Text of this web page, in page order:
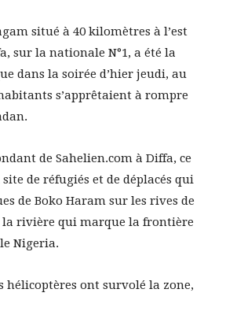
situé à 40 kilomètres à l’est
sur la nationale N°1, a été la
dans la soirée d’hier jeudi, au
s’apprêtaient à rompre
de Sahelien.com à Diffa, ce
de réfugiés et de déplacés qui
de Boko Haram sur les rives de
la rivière qui marque la frontière
Nigeria.
hélicoptères ont survolé la zone,